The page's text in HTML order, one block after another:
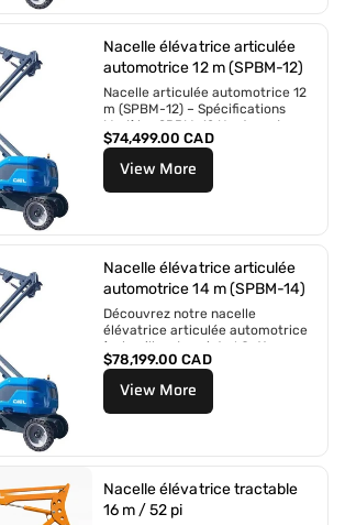
g
u
i
e
r
Nacelle élévatrice articulée
automotrice 12 m (SPBM-12)
Nacelle articulée automotrice 12
m (SPBM-12) – Spécifications
Modèle : SPBM-12 Hauteur de
travail maximale : 12 m...
P
r
x
u
i
e
r
$74,499.00 CAD
View More
Nacelle élévatrice articulée
automotrice 14 m (SPBM-14)
Découvrez notre nacelle
élévatrice articulée automotrice
à chenilles de pointe ! Cette
solution de levage innovante et
polyvalente est...
P
r
x
u
l
$78,199.00 CAD
View More
Nacelle élévatrice tractable
16 m / 52 pi